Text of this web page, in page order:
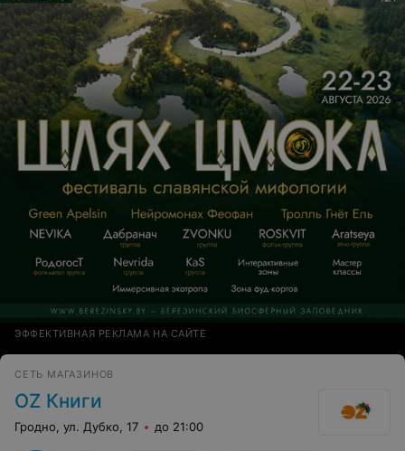
ЭФФЕКТИВНАЯ РЕКЛАМА НА САЙТЕ
СЕТЬ МАГАЗИНОВ
OZ Книги
Гродно, ул. Дубко, 17 до 21:00